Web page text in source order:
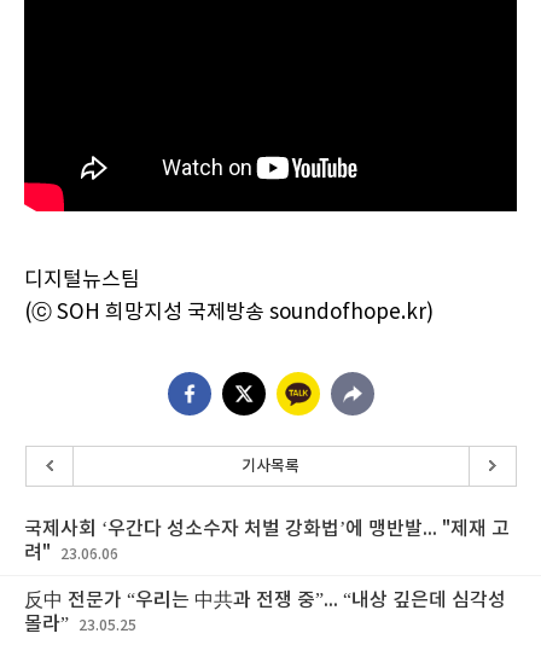
디지털뉴스팀
(ⓒ SOH 희망지성 국제방송 soundofhope.kr)
기사목록
국제사회 ‘우간다 성소수자 처벌 강화법’에 맹반발... "제재 고
려"
23.06.06
反中 전문가 “우리는 中共과 전쟁 중”... “내상 깊은데 심각성
몰라”
23.05.25